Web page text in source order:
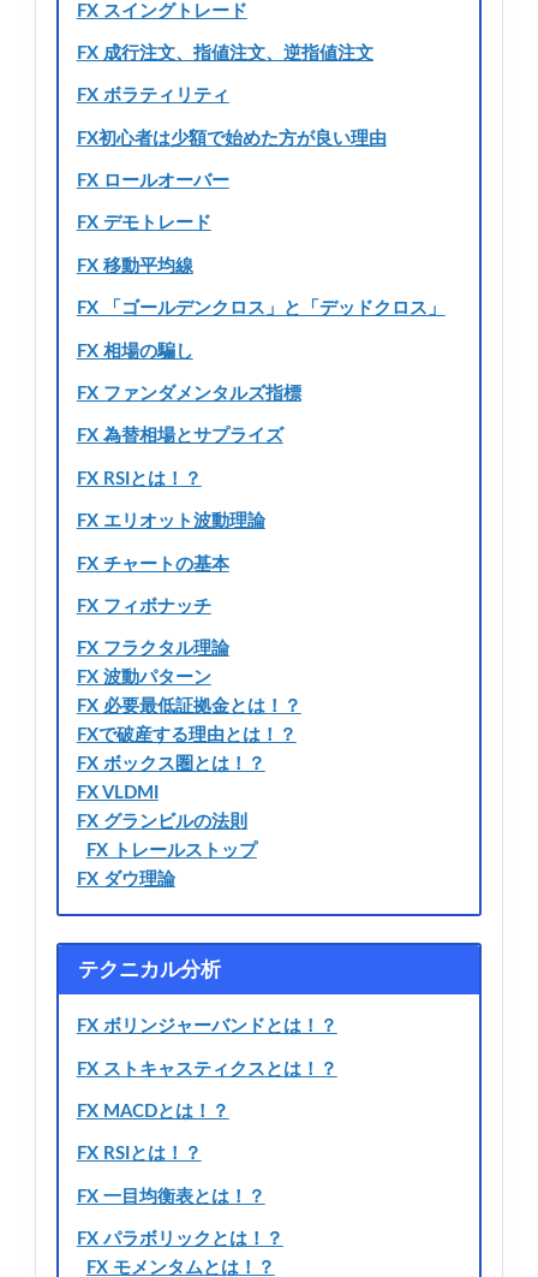
FX スイングトレード
FX 成行注文、指値注文、逆指値注文
FX ボラティリティ
FX初心者は少額で始めた方が良い理由
FX ロールオーバー
FX デモトレード
FX 移動平均線
FX 「ゴールデンクロス」と「デッドクロス」
FX 相場の騙し
FX ファンダメンタルズ指標
FX 為替相場とサプライズ
FX RSIとは！？
FX エリオット波動理論
FX チャートの基本
FX フィボナッチ
FX フラクタル理論
FX 波動パターン
FX 必要最低証拠金とは！？
FXで破産する理由とは！？
FX ボックス圏とは！？
FX VLDMI
FX グランビルの法則
FX トレールストップ
FX ダウ理論
テクニカル分析
FX ボリンジャーバンドとは！？
FX ストキャスティクスとは！？
FX MACDとは！？
FX RSIとは！？
FX 一目均衡表とは！？
FX パラボリックとは！？
FX モメンタムとは！？